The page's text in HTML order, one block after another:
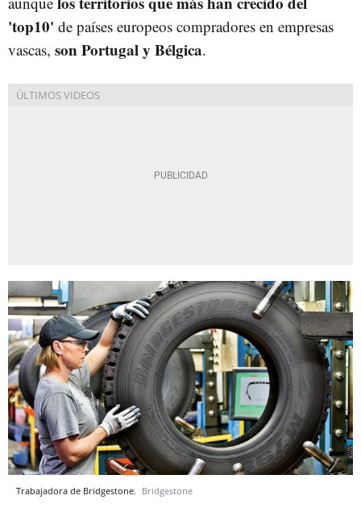
'top10' de países europeos compradores en empresas
vascas, son Portugal y Bélgica.
Trabajadora de Bridgestone. Bridgestone